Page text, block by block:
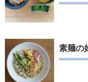
素麺の